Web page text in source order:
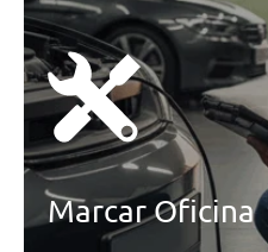
Marcar Oficina